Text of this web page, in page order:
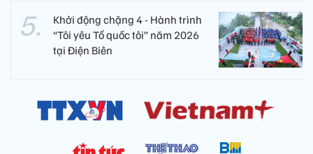
Khởi động chặng 4 - Hành trình
“Tôi yêu Tổ quốc tôi” năm 2026
tại Điện Biên